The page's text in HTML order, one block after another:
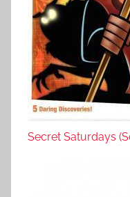
Secret Saturdays